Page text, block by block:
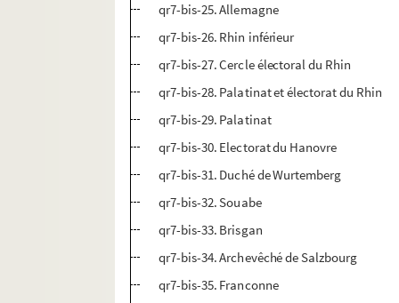
qr7-bis-25. Allemagne
qr7-bis-26. Rhin inférieur
qr7-bis-27. Cercle électoral du Rhin
qr7-bis-28. Palatinat et électorat du Rhin
qr7-bis-29. Palatinat
qr7-bis-30. Electorat du Hanovre
qr7-bis-31. Duché de Wurtemberg
qr7-bis-32. Souabe
qr7-bis-33. Brisgan
qr7-bis-34. Archevêché de Salzbourg
qr7-bis-35. Franconne